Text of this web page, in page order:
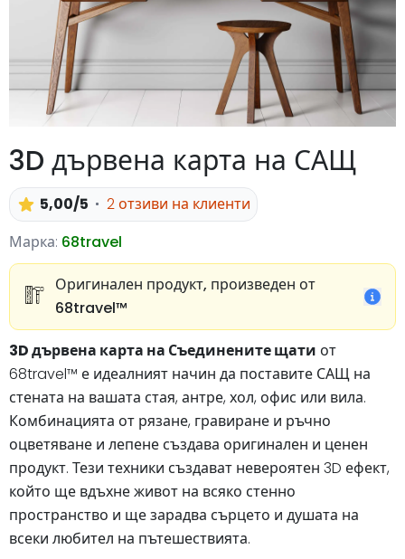
3D дървена карта на САЩ
5,00/5
2 отзиви на клиенти
Марка: 68travel
Оригинален продукт, произведен от
68travel™️
3D дървена карта на Съединените щати от
68travel™️ е идеалният начин да поставите САЩ на
стената на вашата стая, антре, хол, офис или вила.
Комбинацията от рязане, гравиране и ръчно
оцветяване и лепене създава оригинален и ценен
продукт. Тези техники създават невероятен 3D ефект,
който ще вдъхне живот на всяко стенно
пространство и ще зарадва сърцето и душата на
всеки любител на пътешествията.